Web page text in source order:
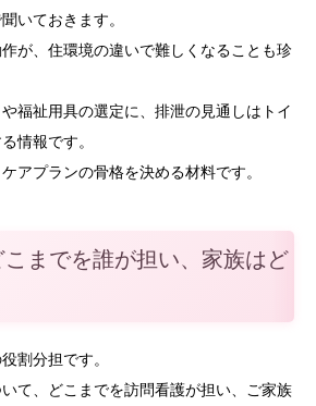
いておきます。
が、住環境の違いで難しくなることも珍
福祉用具の選定に、排泄の見通しはトイ
情報です。
アプランの骨格を決める材料です。
こまでを誰が担い、家族はど
割分担です。
て、どこまでを訪問看護が担い、ご家族